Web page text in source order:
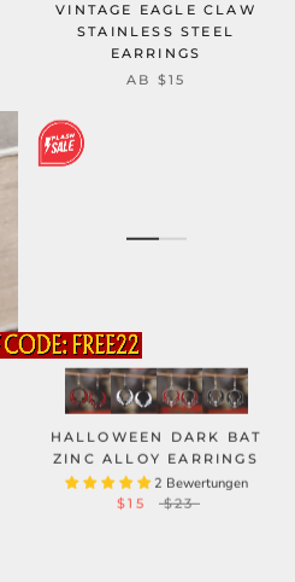
VINTAGE EAGLE CLAW
STAINLESS STEEL
EARRINGS
AB $15
HALLOWEEN DARK BAT
ZINC ALLOY EARRINGS
2 Bewertungen
$15 $23